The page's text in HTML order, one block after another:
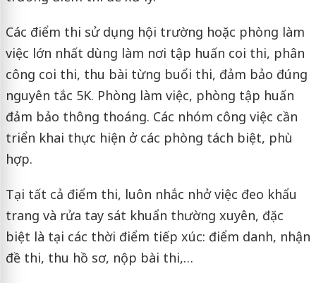
Các điểm thi sử dụng hội trường hoặc phòng làm
việc lớn nhất dùng làm nơi tập huấn coi thi, phân
công coi thi, thu bài từng buổi thi, đảm bảo đúng
nguyên tắc 5K. Phòng làm việc, phòng tập huấn
đảm bảo thông thoáng. Các nhóm công việc cần
triển khai thực hiện ở các phòng tách biệt, phù
hợp.
Tại tất cả điểm thi, luôn nhắc nhở việc đeo khẩu
trang và rửa tay sát khuẩn thường xuyên, đặc
biệt là tại các thời điểm tiếp xúc: điểm danh, nhận
đề thi, thu hồ sơ, nộp bài thi,…